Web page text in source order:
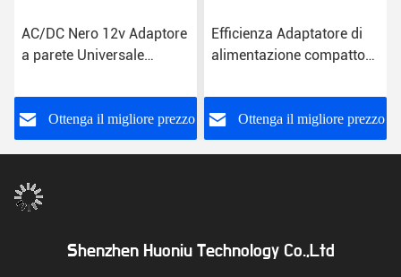
AC/DC Nero 12v Adaptore
a parete Universale
Collegamento Tipo 1,5m
Lunghezza del cavo
Ottenga il migliore prezzo
Efficienza Adaptatore di
alimentazione compatto
US/EU/UK/AU da 1,5 m
Ottenga il migliore prezzo
Shenzhen Huoniu Technology Co.,Ltd